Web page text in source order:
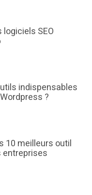
SEO
indispensables
?
10 meilleurs outil
entreprises